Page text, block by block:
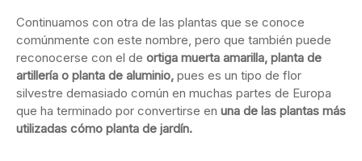
Continuamos con otra de las plantas que se conoce
comúnmente con este nombre, pero que también puede
reconocerse con el de ortiga muerta amarilla, planta de
artillería o planta de aluminio, pues es un tipo de flor
silvestre demasiado común en muchas partes de Europa
que ha terminado por convertirse en una de las plantas más
utilizadas cómo planta de jardín.